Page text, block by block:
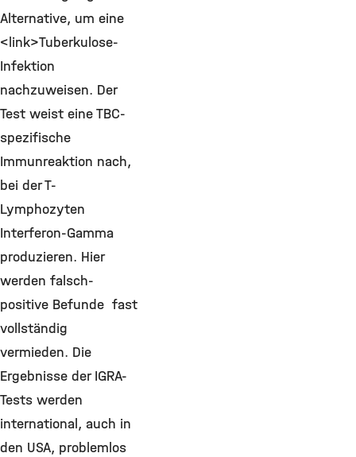
Alternative, um eine
<link>Tuberkulose-
Infektion
nachzuweisen. Der
Test weist eine TBC-
spezifische
Immunreaktion nach,
bei der T-
Lymphozyten
Interferon-Gamma
produzieren. Hier
werden falsch-
positive Befunde fast
vollständig
vermieden. Die
Ergebnisse der IGRA-
Tests werden
international, auch in
den USA, problemlos